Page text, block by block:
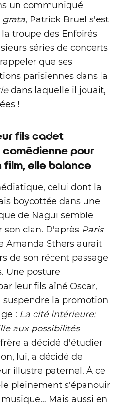
un communiqué.
grata, Patrick Bruel s'est
troupe des Enfoirés
séries de concerts
que ses
parisiennes dans la
dans laquelle il jouait,
!
fils cadet
comédienne pour
film, elle balance
celui dont la
boycottée dans une
de Nagui semble
clan. D'après Paris
Amanda Sthers aurait
de son récent passage
Une posture
leur fils aîné Oscar,
la promotion
: La cité intérieure:
aux possibilités
a décidé d'étudier
lui, a décidé de
illustre paternel. À ce
pleinement s'épanouir
Mais aussi en